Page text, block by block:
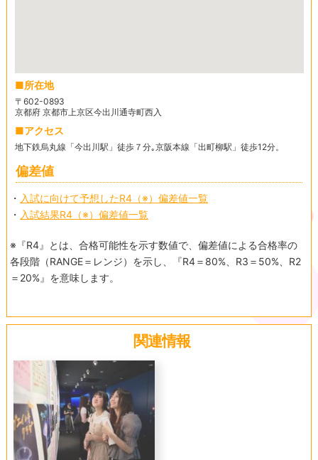
所在地
〒602-0893
京都府 京都市上京区今出川通寺町西入
アクセス
地下鉄烏丸線「今出川駅」徒歩７分｡京阪本線「出町柳駅」徒歩12分。
偏差値
・ 入試に向けて予想したR4（※）偏差値一覧
・ 入試結果R4（※）偏差値一覧
※『R4』とは、合格可能性を示す数値で、偏差値による合格率の
各段階（RANGE＝レンジ）を示し、『R4＝80%、R3＝50%、R2
＝20%』を意味します。
関連情報